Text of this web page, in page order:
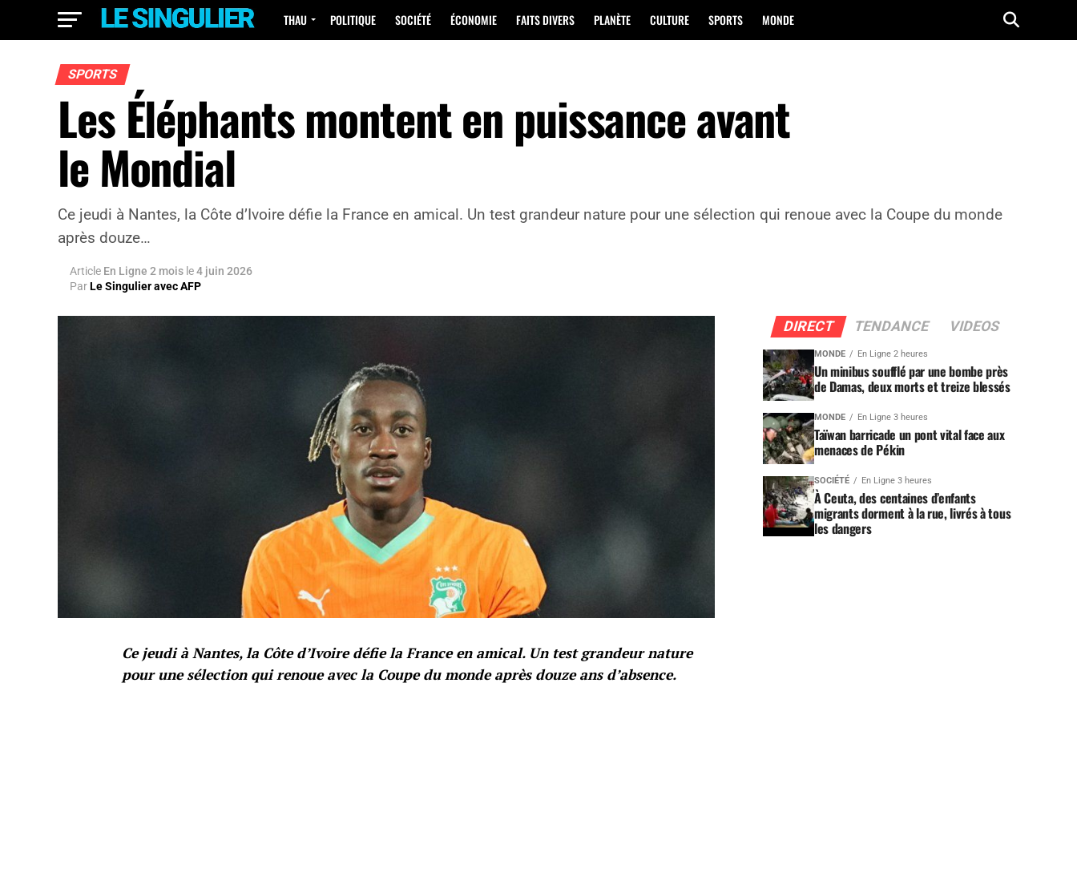
THAU POLITIQUE SOCIÉTÉ ÉCONOMIE FAITS DIVERS PLANÈTE CULTURE SPORTS MONDE
SPORTS
Les Éléphants montent en puissance avant
le Mondial
Ce jeudi à Nantes, la Côte d’Ivoire défie la France en amical. Un test grandeur nature pour une sélection qui renoue avec la Coupe du monde
après douze…
Article En Ligne 2 mois le4 juin 2026
ParLe Singulier avec AFP
Ce jeudi à Nantes, la Côte d’Ivoire défie la France en amical. Un test grandeur nature
pour une sélection qui renoue avec la Coupe du monde après douze ans d’absence.
DIRECT TENDANCE VIDEOS
MONDE En Ligne 2 heures
Un minibus soufflé par une bombe près
de Damas, deux morts et treize blessés
MONDE En Ligne 3 heures
Taïwan barricade un pont vital face aux
menaces de Pékin
SOCIÉTÉ En Ligne 3 heures
À Ceuta, des centaines d’enfants
migrants dorment à la rue, livrés à tous
les dangers